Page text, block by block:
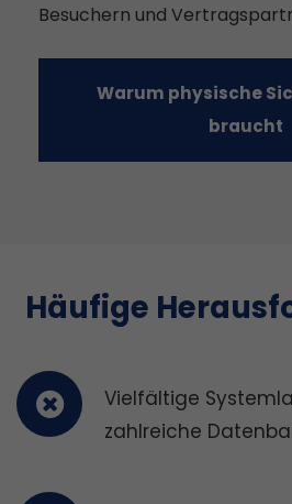
Besuchern und
Warum physische
braucht
Häufige
Vielfältige
zahlreiche